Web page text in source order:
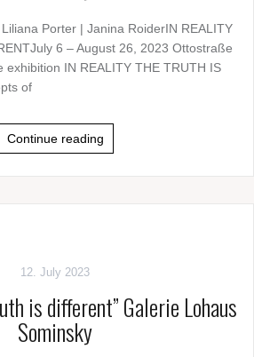
Porter | Janina RoiderIN REALITY
6 – August 26, 2023 Ottostraße
exhibition IN REALITY THE TRUTH IS
of
Continue reading
12. July 2023
is different” Galerie Lohaus
Sominsky